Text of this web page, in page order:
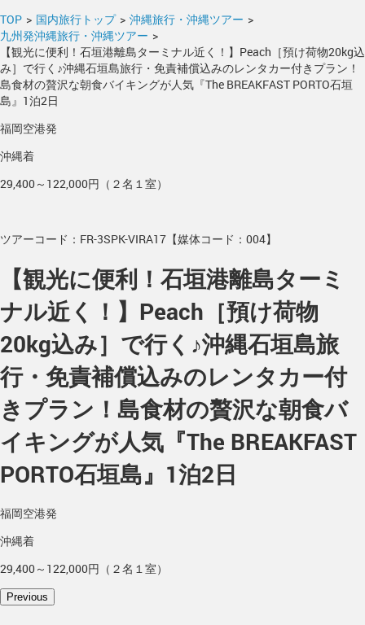
TOP > 国内旅行トップ > 沖縄旅行・沖縄ツアー >
九州発沖縄旅行・沖縄ツアー >
【観光に便利！石垣港離島ターミナル近く！】Peach［預け荷物20kg込
み］で行く♪沖縄石垣島旅行・免責補償込みのレンタカー付きプラン！
島食材の贅沢な朝食バイキングが人気『The BREAKFAST PORTO石垣
島』1泊2日
福岡空港発
沖縄着
29,400～122,000円（２名１室）
ツアーコード：FR-3SPK-VIRA17【媒体コード：004】
【観光に便利！石垣港離島ターミ
ナル近く！】Peach［預け荷物
20kg込み］で行く♪沖縄石垣島旅
行・免責補償込みのレンタカー付
きプラン！島食材の贅沢な朝食バ
イキングが人気『The BREAKFAST
PORTO石垣島』1泊2日
福岡空港発
沖縄着
29,400～122,000円（２名１室）
Previous